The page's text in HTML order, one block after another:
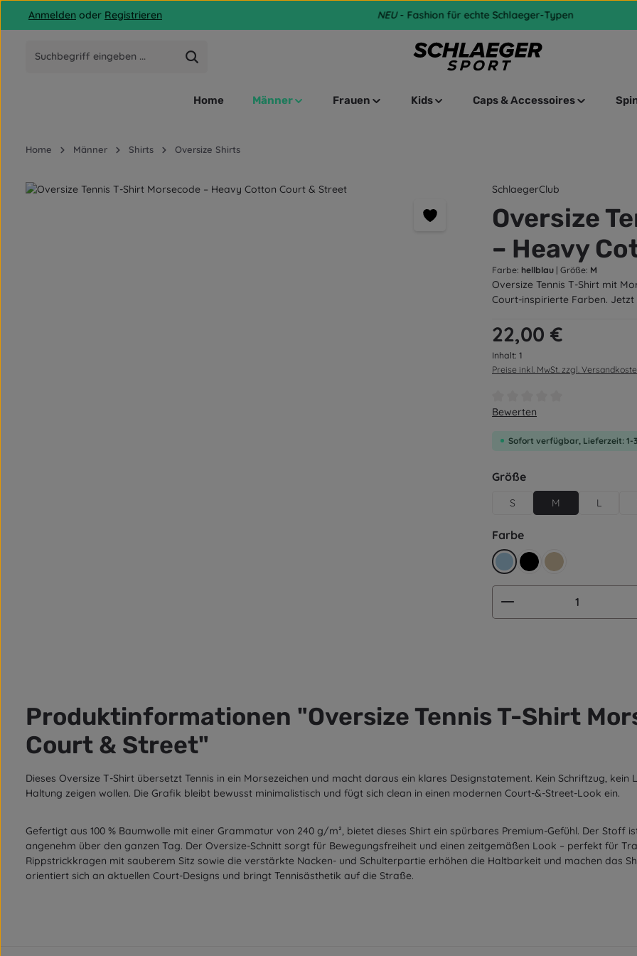
Hauptinhalt springen
Zur Suche springen
Zur Hauptnavigation springen
Anmelden oder Registrieren NEU- Fashion für echte Schlaeger-Typen
Home Männer Frauen Kids Caps & Accessoires
Home Männer Shirts Oversize Shirts
Bildergalerie überspringen SchlaegerClub
Oversize
– Heavy
Farbe: hellblau | Größe: M
Oversize Tennis T-Shirt mit
Court-inspirierte Farben. Jetzt
Regulärer Preis:
22,00 €
Inhalt: 1
Preise inkl. MwSt. zzgl.
Durchschnittliche Bewertung
Bewerten
Sofort verfügbar, Lieferzeit: 1-
Größeauswählen
S M L
Farbeauswählen
hellblauschwarzbeige
Produkt Anzahl:
Produktinformationen "Oversize Tennis T-Shirt
Court & Street"
Dieses Oversize T-Shirt übersetzt Tennis in ein Morsezeichen und macht daraus ein klares Designstatement. Kein Schriftzug,
Haltung zeigen wollen. Die Grafik bleibt bewusst minimalistisch und fügt sich clean in einen modernen Court-&-Street-Look ein.
Gefertigt aus 100 % Baumwolle mit einer Grammatur von 240 g/m², bietet dieses Shirt ein spürbares Premium-Gefühl. Der
angenehm über den ganzen Tag. Der Oversize-Schnitt sorgt für Bewegungsfreiheit und einen zeitgemäßen Look – perfekt für
Rippstrickkragen mit sauberem Sitz sowie die verstärkte Nacken- und Schulterpartie erhöhen die Haltbarkeit und machen das
orientiert sich an aktuellen Court-Designs und bringt Tennisästhetik auf die Straße.